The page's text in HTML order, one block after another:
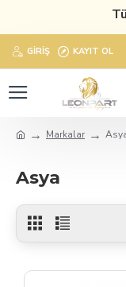
GIRIŞ KAYIT OL
Markalar
Asya